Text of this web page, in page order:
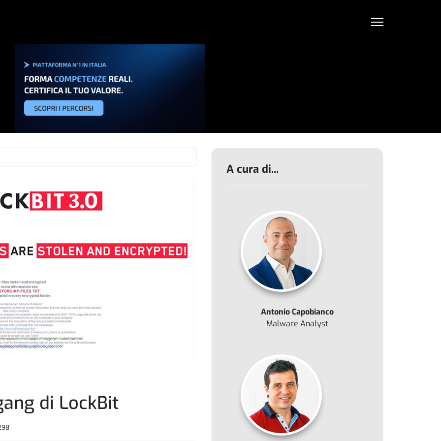
di LockBit
A cura di...
Antonio Capobianco
Malware Analyst